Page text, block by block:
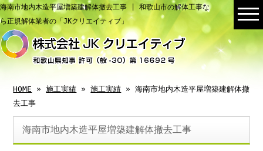
海南市地内木造平屋増築建解体撤去工事 | 和歌山市の解体工事な
ら正規解体業者の「JKクリエイティブ」
HOME »施工実績 »施工実績 » 海南市地内木造平屋増築建解体撤
去工事
海南市地内木造平屋増築建解体撤去工事